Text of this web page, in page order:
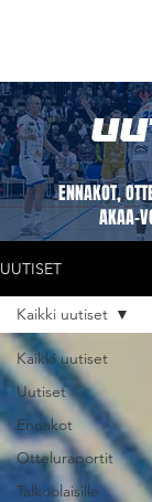
ENNAKOT,
AKAA-
UUTISET
Kaikki uutiset
Uutiset
Ennakot
Otteluraportit
Talkoolaisille
Kaikki uutiset